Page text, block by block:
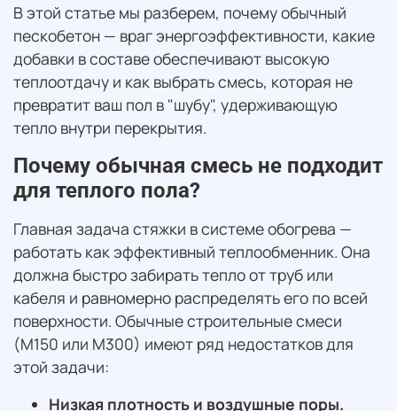
В этой статье мы разберем, почему обычный
пескобетон — враг энергоэффективности, какие
добавки в составе обеспечивают высокую
теплоотдачу и как выбрать смесь, которая не
превратит ваш пол в "шубу", удерживающую
тепло внутри перекрытия.
Почему обычная смесь не подходит
для теплого пола?
Главная задача стяжки в системе обогрева —
работать как эффективный теплообменник. Она
должна быстро забирать тепло от труб или
кабеля и равномерно распределять его по всей
поверхности. Обычные строительные смеси
(М150 или М300) имеют ряд недостатков для
этой задачи:
Низкая плотность и воздушные поры.